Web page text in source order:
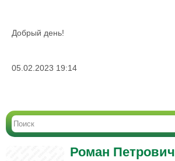
Добрый день!
05.02.2023 19:14
Роман Петрович